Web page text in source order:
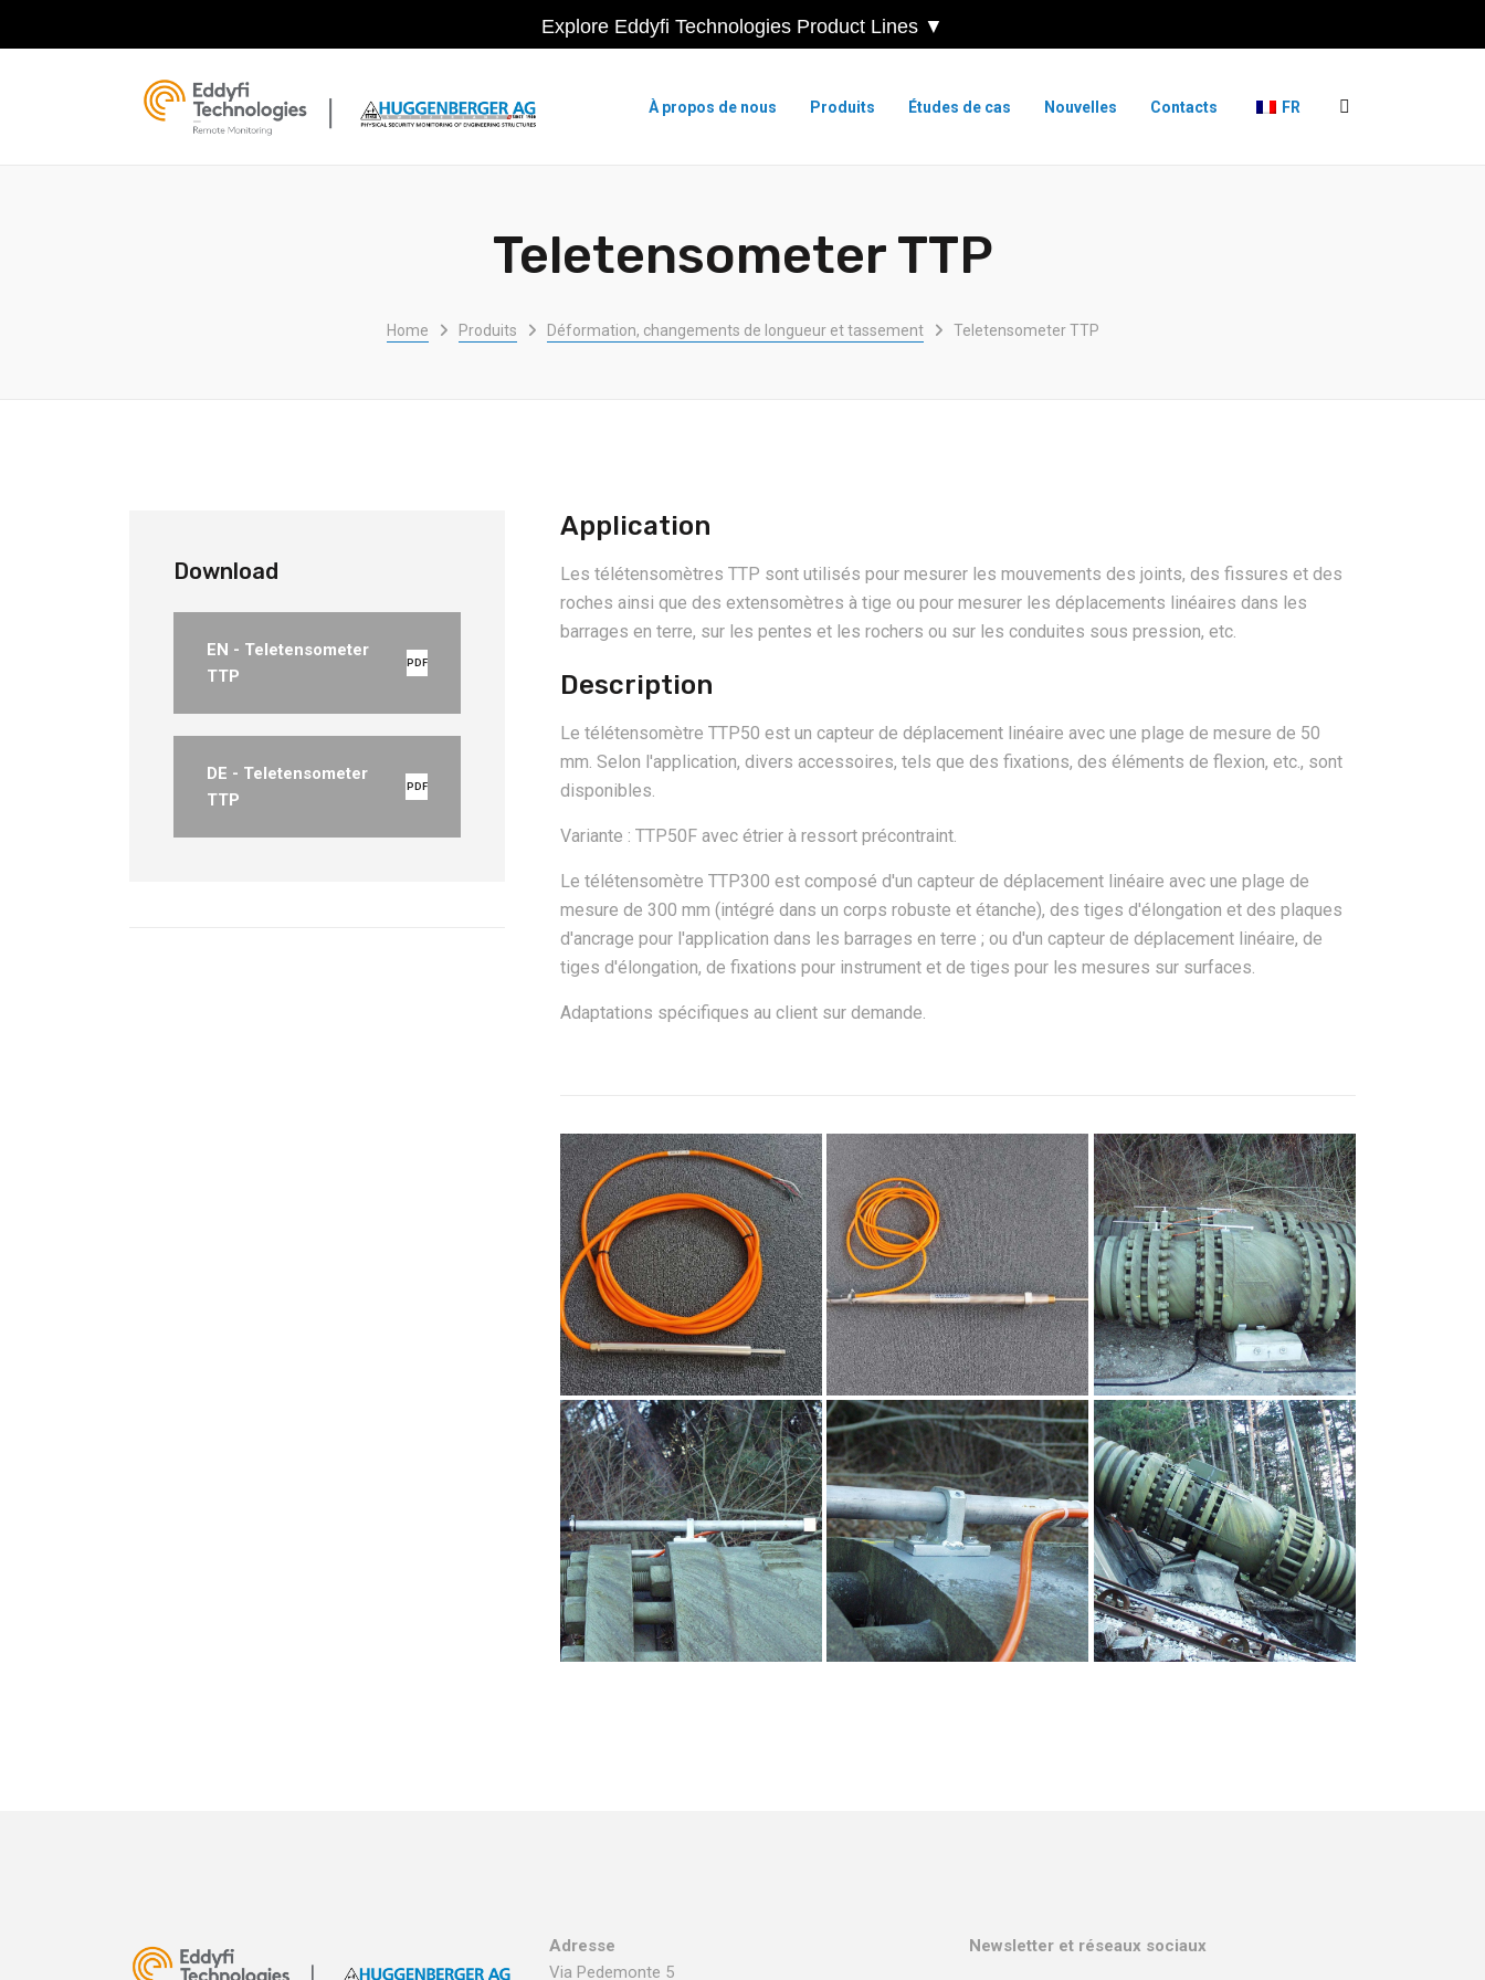
Explore Eddyfi Technologies Product Lines ▼
À propos de nous Produits Études de cas Nouvelles Contacts FR
Teletensometer TTP
Home Produits Déformation, changements de longueur et tassement Teletensometer TTP
Download
EN - Teletensometer
TTP
PDF
DE - Teletensometer
TTP
PDF
Application
Les télétensomètres TTP sont utilisés pour mesurer les mouvements des joints, des fissures et des
roches ainsi que des extensomètres à tige ou pour mesurer les déplacements linéaires dans les
barrages en terre, sur les pentes et les rochers ou sur les conduites sous pression, etc.
Description
Le télétensomètre TTP50 est un capteur de déplacement linéaire avec une plage de mesure de 50
mm. Selon l'application, divers accessoires, tels que des fixations, des éléments de flexion, etc., sont
disponibles.
Variante : TTP50F avec étrier à ressort précontraint.
Le télétensomètre TTP300 est composé d'un capteur de déplacement linéaire avec une plage de
mesure de 300 mm (intégré dans un corps robuste et étanche), des tiges d'élongation et des plaques
d'ancrage pour l'application dans les barrages en terre ; ou d'un capteur de déplacement linéaire, de
tiges d'élongation, de fixations pour instrument et de tiges pour les mesures sur surfaces.
Adaptations spécifiques au client sur demande.
Adresse
Via Pedemonte 5
Newsletter et réseaux sociaux